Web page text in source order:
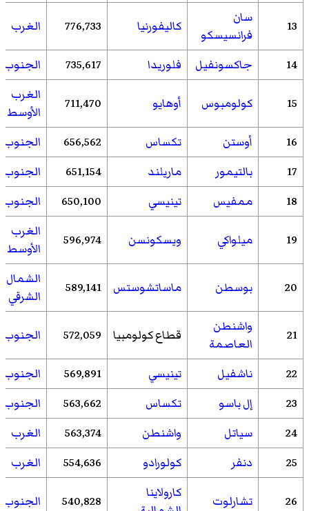
13
سان
فرانسيسكو
كاليفورنيا 776,733 الغرب
14 جاكسونفيل فلوريدا 735,617 الجنوب
15 كولومبوس أوهايو 711,470
الغرب
الأوسط
16
أوستن تكساس 656,562
الجنوب
17
بالتيمور ماريلند 651,154
الجنوب
18
ممفيس تينيسي 650,100 الجنوب
19 ميلواكي ويسكونسن 596,974
الغرب
الأوسط
20 بوسطن ماساتشوستس 589,141
الشمال
الشرقي
21
واشنطن
العاصمة
قطاع كولومبيا 572,059 الجنوب
22 ناشفيل تينيسي 569,891
الجنوب
23
إل باسو تكساس 563,662
الجنوب
24
سياتل واشنطن 563,374
الغرب
25
دنفر كولورادو 554,636 الغرب
26 تشارلوت
كارولاينا
540,828 الجنوب